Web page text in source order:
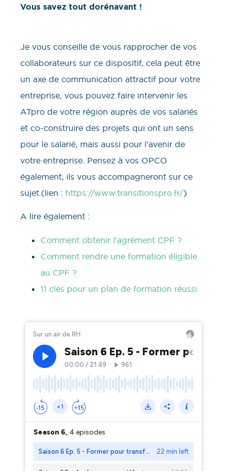
Vous savez tout dorénavant !
Je vous conseille de vous rapprocher de vos
collaborateurs sur ce dispositif, cela peut être
un axe de communication attractif pour votre
entreprise, vous pouvez faire intervenir les
ATpro de votre région auprès de vos salariés
et co-construire des projets qui ont un sens
pour le salarié, mais aussi pour l’avenir de
votre entreprise. Pensez à vos OPCO
également, ils vous accompagneront sur ce
sujet.(lien : https://www.transitionspro.fr/)
A lire également :
Comment obtenir l’agrément CPF ?
Comment rendre une formation éligible
au CPF ?
11 clés pour un plan de formation réussi